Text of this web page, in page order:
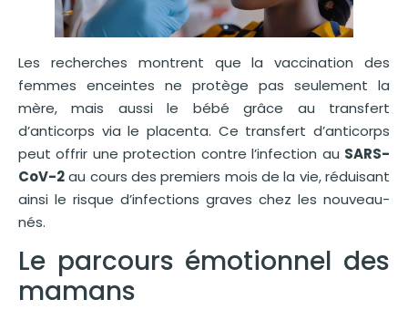
Les recherches montrent que la vaccination des
femmes enceintes ne protège pas seulement la
mère, mais aussi le bébé grâce au transfert
d’anticorps via le placenta. Ce transfert d’anticorps
peut offrir une protection contre l’infection au SARS-
CoV-2au cours des premiers mois de la vie, réduisant
ainsi le risque d’infections graves chez les nouveau-
nés.
Le parcours émotionnel des
mamans